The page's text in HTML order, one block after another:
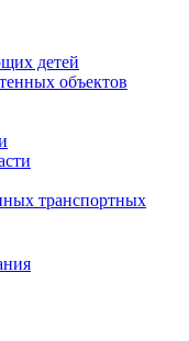
детей
объектов
транспортных